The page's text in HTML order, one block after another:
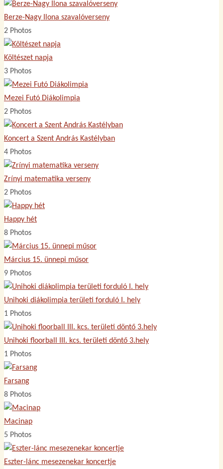
Berze-Nagy Ilona szavalóverseny
2 Photos
Költészet napja
3 Photos
Mezei Futó Diákolimpia
2 Photos
Koncert a Szent András Kastélyban
4 Photos
Zrínyi matematika verseny
2 Photos
Happy hét
8 Photos
Március 15. ünnepi műsor
9 Photos
Unihoki diákolimpia területi forduló I. hely
1 Photos
Unihoki floorball III. kcs. területi döntő 3.hely
1 Photos
Farsang
8 Photos
Macinap
5 Photos
Eszter-lánc mesezenekar koncertje